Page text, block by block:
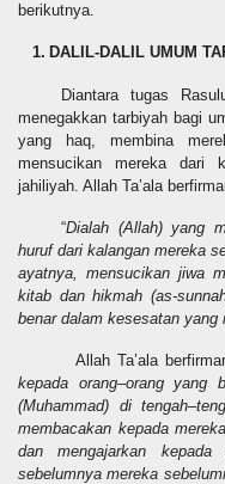
berikutnya.
1. DALIL-DALIL UMUM
Diantara tugas
menegakkan tarbiyah bagi
yang haq, membina
mensucikan mereka dari
jahiliyah. Allah Ta’ala
“Dialah (Allah) yang
huruf dari kalangan mereka
ayatnya, mensucikan jiwa
kitab dan hikmah (as-
benar dalam kesesatan yang
Allah Ta’ala
kepada orang–orang yang
(Muhammad) di
membacakan kepada
dan mengajarkan
sebelumnya mereka